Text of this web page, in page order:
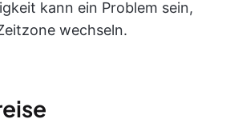
kann ein Problem sein,
wechseln.